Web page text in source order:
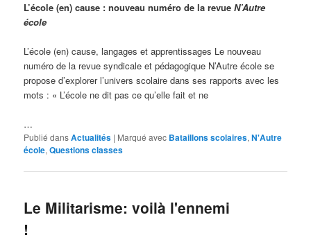
L’école (en) cause : nouveau numéro de la revue N’Autre
école
L’école (en) cause, langages et apprentissages Le nouveau
numéro de la revue syndicale et pédagogique N’Autre école se
propose d’explorer l’univers scolaire dans ses rapports avec les
mots : « L’école ne dit pas ce qu’elle fait et ne
…
Publié dansActualités | Marqué avec Bataillons scolaires,N'Autre
école,Questions classes
Le Militarisme: voilà l'ennemi
!